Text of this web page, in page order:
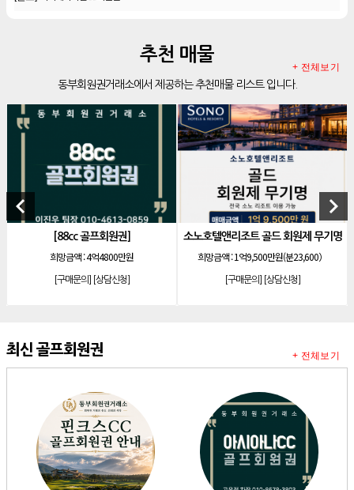
레이크우드cc 프리빌리지
[골프]신원CC 골프회원권
비전힐스cc 골프회원권
[리조트]리솜리조트 제천 54평 법인 무기명 회원제
[골프]
[골프]아름다운cc 회원권
안토리조트 130평 개인 무기명
[리조트] 소노 이그젝큐티브 회원제 무기명
[리조트]소노호텔앤리조트 로얄 회원제 기명
소노호텔앤리조트 로얄 회원제 기명
소노호텔앤리조트 로얄 등기 기명
[리조트] 소노호텔앤리조트 골드 회원제 무기명
[리조트]소노호텔앤리조트 골드 등기 기명
추천 매물
동부회원권거래소에서 제공하는 추천매물 리스트 입니다.
+ 전체보기
keyboard_arrow_left
소노호텔앤리조트 골드 회원제 무기명
희망금액 :1억9,500만원(분23,600）
[구매문의]
소노호텔앤리조트 패
희망금액 :기명 650만원 /
[구매문의]
keyboard_arrow_right
최신 골프회원권 + 전체보기